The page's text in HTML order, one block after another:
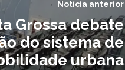
Notícia anterior
Grossa debate
do sistema de
urbana